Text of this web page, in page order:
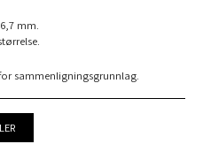
mm.
sammenligningsgrunnlag.